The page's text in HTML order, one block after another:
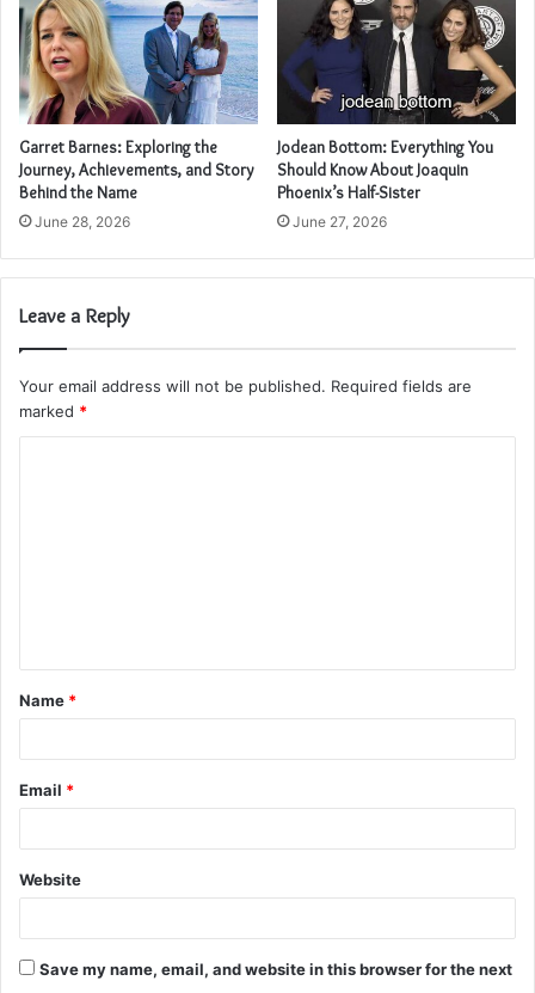
Garret Barnes: Exploring the
Journey, Achievements, and Story
Behind the Name
June 28, 2026
Jodean Bottom: Everything You
Should Know About Joaquin
Phoenix’s Half-Sister
June 27, 2026
Leave a Reply
Your email address will not be published. Required fields are
marked *
t
*
Name *
Email *
Website
Save my name, email, and website in this browser for the next